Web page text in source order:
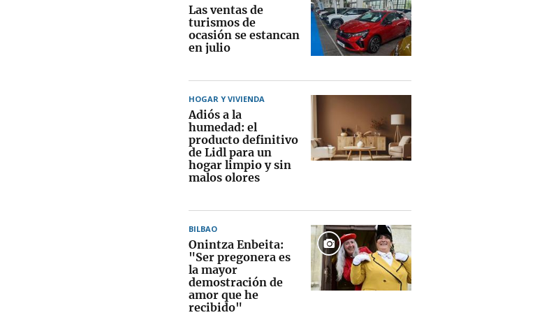
Las ventas de
turismos de
ocasión se estancan
en julio
HOGAR Y VIVIENDA
Adiós a la
humedad: el
producto definitivo
de Lidl para un
hogar limpio y sin
malos olores
BILBAO
Onintza Enbeita:
"Ser pregonera es
la mayor
demostración de
amor que he
recibido"